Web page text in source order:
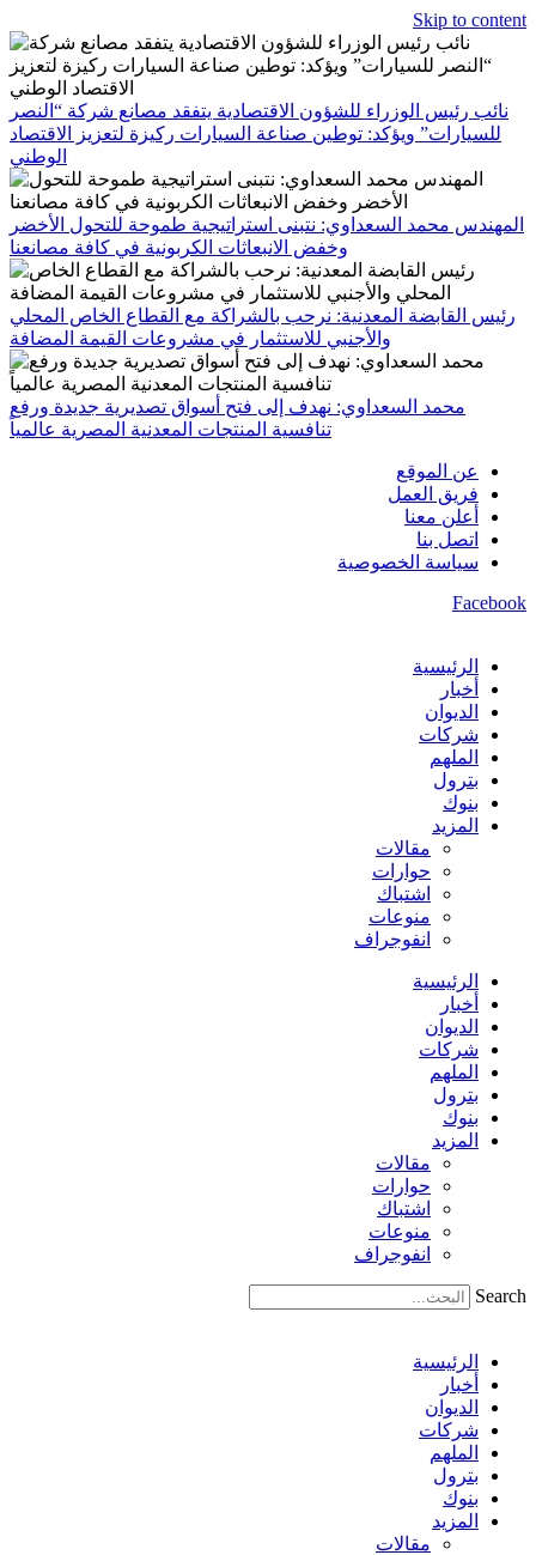
Skip to content
نائب رئيس الوزراء للشؤون الاقتصادية يتفقد مصانع شركة “النصر
للسيارات” ويؤكد: توطين صناعة السيارات ركيزة لتعزيز الاقتصاد
الوطني
المهندس محمد السعداوي: نتبنى استراتيجية طموحة للتحول الأخضر
وخفض الانبعاثات الكربونية في كافة مصانعنا
رئيس القابضة المعدنية: نرحب بالشراكة مع القطاع الخاص المحلي
والأجنبي للاستثمار في مشروعات القيمة المضافة
محمد السعداوي: نهدف إلى فتح أسواق تصديرية جديدة ورفع
تنافسية المنتجات المعدنية المصرية عالمياً
عن الموقع
فريق العمل
أعلن معنا
اتصل بنا
سياسة الخصوصية
Facebook
الرئيسية
أخبار
الديوان
شركات
الملهم
بترول
بنوك
المزيد
مقالات
حوارات
اشتباك
منوعات
انفوجراف
الرئيسية
أخبار
الديوان
شركات
الملهم
بترول
بنوك
المزيد
مقالات
حوارات
اشتباك
منوعات
انفوجراف
Search
الرئيسية
أخبار
الديوان
شركات
الملهم
بترول
بنوك
المزيد
مقالات